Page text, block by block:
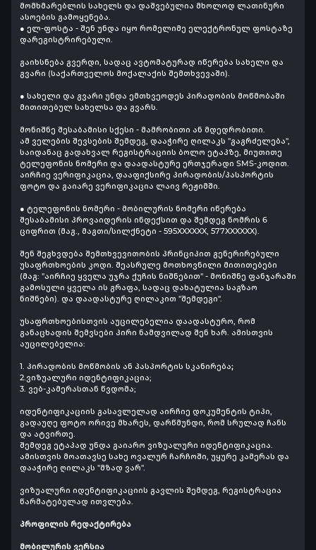
მომხმარებლის სახელს და დაშვებულია მხოლოდ ლათინური
ასოების გამოყენება.
● ელ-ფოსტა - შენ უნდა იყო რომელიმე ელექტრონულ ფოსტაზე
დარეგისტრირებული.
გაიხსნება გვერდი, სადაც ავტომატურად იწერება სახელი და
გვარი (საქართველოს მოქალაქის შემთხვევაში).
● სახელი და გვარი უნდა ემთხვეოდეს პირადობის მოწმობაში
მითითებულ სახელსა და გვარს.
მონიშნე შესაბამისი სქესი - მამრობითი ან მდედრობითი.
ამ ველების შევსების შემდეგ, დააჭირე ღილაკს "გაგრძელება",
საიდანაც გადახვალ რეგისტრაციის ბოლო ეტაპზე, მიუთითე
ტელეფონის ნომერი და დაადასტურე ერთჯერადი SMS-კოდით.
აირჩიე ვერიფიკაცია, დააფიქსირე პირადობის/პასპორტის
ფოტო და გაიარე ვერიფიკაცია ლაივ რეჟიმში.
● ტელეფონის ნომერი - მობილურის ნომერი იწერება
შესაბამისი პროვაიდერის ინდექსით და შემდეგ ნომრის 6
ციფრით (მაგ., მაგთი/სილქნეტი - 595XXXXXX, 577XXXXXX).
შენ შეგხვდება შემთხვევითობის პრინციპით გენერირებული
უსაფრთხოების კოდი. შეასრულე მოთხოვნილი მითითებები
(მაგ: "აირჩიე ყველა უჯრა ქუჩის ნიშნებით" - მონიშნე ფანჯარაში
გამოსული ყველა ის გრაფა, სადაც დახატულია საგზაო
ნიშნები). და დაადასტურე ღილაკით "შემდეგი".
უსაფრთხოებისთვის აუცილებელია დაადასტურო, რომ
განაცხადის შემვსები პირი ნამდვილად შენ ხარ. ამისთვის
აუცილებელია:
1. პირადობის მოწმობის ან პასპორტის სკანირება;
2.ვიზუალური იდენტიფიკაცია;
3. ვებ-კამერასთან წვდომა;
იდენტიფიკაციის გასავლელად აირჩიე დოკუმენტის ტიპი,
გადაუღე ფოტო ორივე მხარეს, დარწმუნდი, რომ სრულად ჩანს
და ატვირთე.
შემდეგ ეტაპად უნდა გაიარო ვიზუალური იდენტიფიკაცია.
ამისთვის მოათავსე სახე ოვალურ ჩარჩოში, უყურე კამერას და
დააჭირე ღილაკს "მზად ვარ".
ვიზუალური იდენტიფიკაციის გავლის შემდეგ, რეგისტრაცია
წარმატებულად ითვლება.
პროფილის რედაქტირება
მობილურის ვერსია